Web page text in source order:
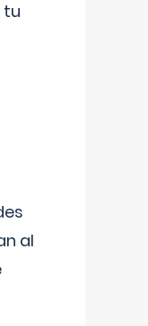
tu
al